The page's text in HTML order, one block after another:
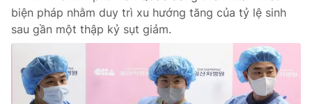
Hậu trường
Nhân vật
Khán giả
Giải sao mai
Điện ảnh
Sao
Đời sống
Du lịch
Làm đẹp
Giáo dục
biện pháp nhằm duy trì xu hướng tăng của tỷ lệ sinh
sau gần một thập kỷ sụt giảm.